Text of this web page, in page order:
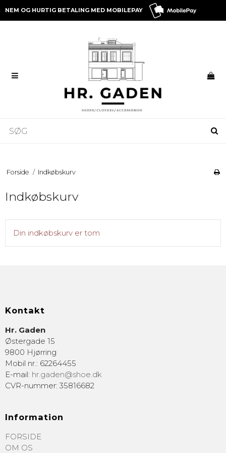
NEM OG HURTIG BETALING MED MOBILEPAY
Forside / Indkøbskurv
Indkøbskurv
Din indkøbskurv er tom
Kontakt
Hr. Gaden
Østergade 15
9800 Hjørring
Mobil nr.: 62264455
E-mail: hr.gaden@shoe.dk
CVR-nummer: 35816682
Information
FORSIDE
OM OS